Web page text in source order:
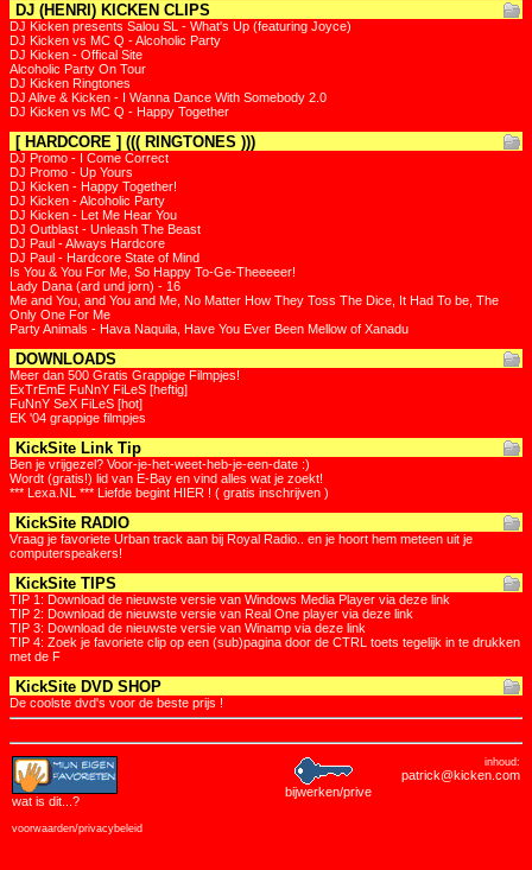
DJ (HENRI) KICKEN CLIPS
DJ Kicken presents Salou SL - What's Up (featuring Joyce)
DJ Kicken vs MC Q - Alcoholic Party
DJ Kicken - Offical Site
Alcoholic Party On Tour
DJ Kicken Ringtones
DJ Alive & Kicken - I Wanna Dance With Somebody 2.0
DJ Kicken vs MC Q - Happy Together
[ HARDCORE ] ((( RINGTONES )))
DJ Promo - I Come Correct
DJ Promo - Up Yours
DJ Kicken - Happy Together!
DJ Kicken - Alcoholic Party
DJ Kicken - Let Me Hear You
DJ Outblast - Unleash The Beast
DJ Paul - Always Hardcore
DJ Paul - Hardcore State of Mind
Is You & You For Me, So Happy To-Ge-Theeeeer!
Lady Dana (ard und jorn) - 16
Me and You, and You and Me, No Matter How They Toss The Dice, It Had To be, The
Only One For Me
Party Animals - Hava Naquila, Have You Ever Been Mellow of Xanadu
DOWNLOADS
Meer dan 500 Gratis Grappige Filmpjes!
ExTrEmE FuNnY FiLeS [heftig]
FuNnY SeX FiLeS [hot]
EK '04 grappige filmpjes
KickSite Link Tip
Ben je vrijgezel? Voor-je-het-weet-heb-je-een-date :)
Wordt (gratis!) lid van E-Bay en vind alles wat je zoekt!
*** Lexa.NL *** Liefde begint HIER ! ( gratis inschrijven )
KickSite RADIO
Vraag je favoriete Urban track aan bij Royal Radio.. en je hoort hem meteen uit je
computerspeakers!
KickSite TIPS
TIP 1: Download de nieuwste versie van Windows Media Player via deze link
TIP 2: Download de nieuwste versie van Real One player via deze link
TIP 3: Download de nieuwste versie van Winamp via deze link
TIP 4: Zoek je favoriete clip op een (sub)pagina door de CTRL toets tegelijk in te drukken
met de F
KickSite DVD SHOP
De coolste dvd's voor de beste prijs !
wat is dit ...?
voorwaarden/privacybeleid
bijwerken/prive
inhoud:
patrick@kicken.com